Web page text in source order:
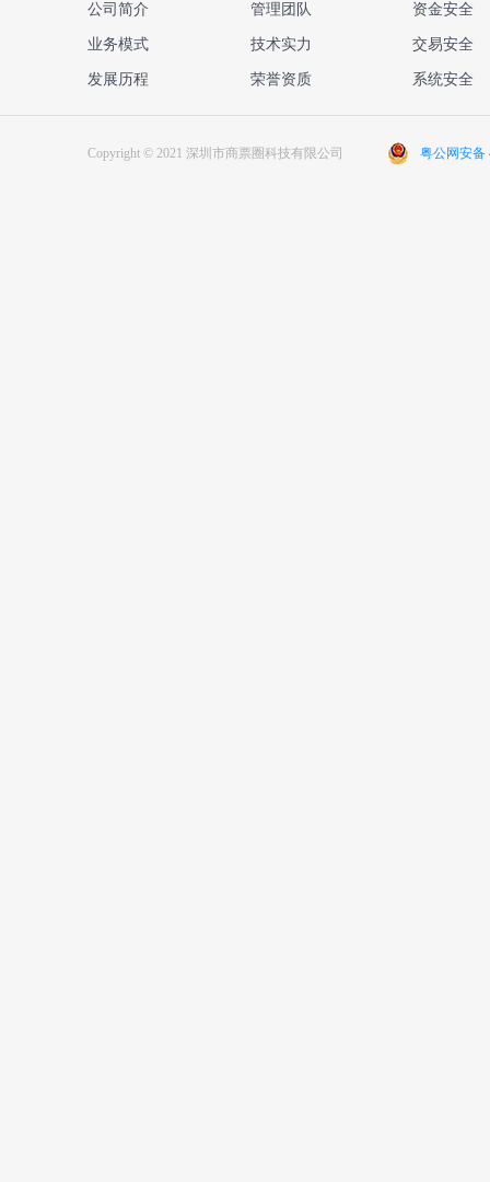
公司简介
业务模式
发展历程
管理团队
技术实力
荣誉资质
资金安全
交易安全
系统安全
Copyright © 2021 深圳市商票圈科技有限公司 粤公网安备